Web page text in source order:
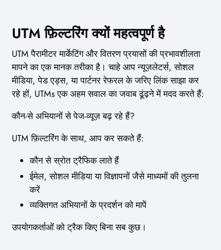
UTM फ़िल्टरिंग क्यों महत्वपूर्ण है
UTM पैरामीटर मार्केटिंग और वितरण प्रयासों की प्रभावशीलता
मापने का एक मानक तरीका है। चाहे आप न्यूज़लेटर्स, सोशल
मीडिया, पेड एड्स, या पार्टनर रेफरल के जरिए लिंक साझा कर
रहे हों, UTMs एक अहम सवाल का जवाब ढूंढ़ने में मदद करते हैं:
कौन-से अभियानों से पेज-व्यूज़ बढ़ रहे हैं?
UTM फ़िल्टरिंग के साथ, आप कर सकते हैं:
कौन से स्रोत ट्रैफिक लाते हैं
ईमेल, सोशल मीडिया या विज्ञापनों जैसे माध्यमों की तुलना
करें
व्यक्तिगत अभियानों के प्रदर्शन को मापें
उपयोगकर्ताओं को ट्रैक किए बिना सब कुछ।